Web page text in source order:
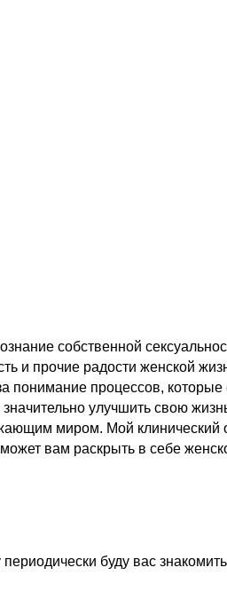
собственной
и прочие радости женской
понимание процессов, которые
улучшить свою
миром. Мой клинический
вам раскрыть в себе
буду вас